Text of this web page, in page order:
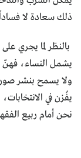
ذلك سعادة لا
بالنظر لما يجري
يشمل النساء، فهنّ
ولا يسمح بنشر صور
يفُزن في
نحن أمام ربيع